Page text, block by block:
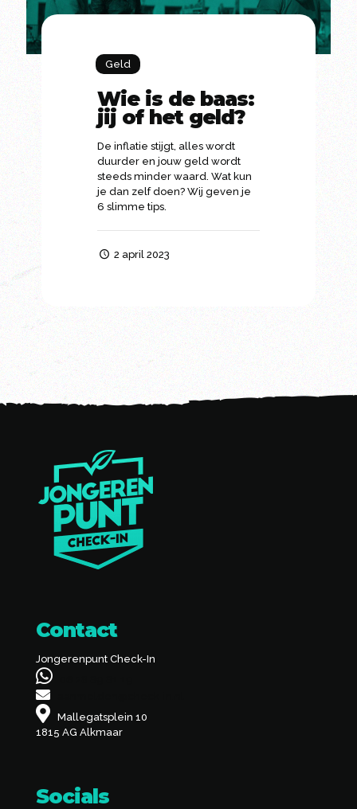
Geld
Wie is de baas:
jij of het geld?
De inflatie stijgt, alles wordt
duurder en jouw geld wordt
steeds minder waard. Wat kun
je dan zelf doen? Wij geven je
6 slimme tips.
2 april 2023
Contact
Jongerenpunt Check-In
Mallegatsplein 10
1815 AG Alkmaar
Socials